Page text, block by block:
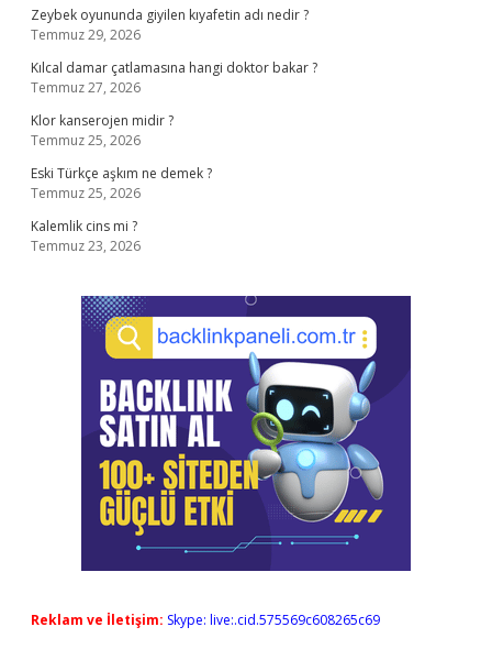
Zeybek oyununda giyilen kıyafetin adı nedir ?
Temmuz 29, 2026
Kılcal damar çatlamasına hangi doktor bakar ?
Temmuz 27, 2026
Klor kanserojen midir ?
Temmuz 25, 2026
Eski Türkçe aşkım ne demek ?
Temmuz 25, 2026
Kalemlik cins mi ?
Temmuz 23, 2026
Reklam ve İletişim: Skype: live:.cid.575569c608265c69